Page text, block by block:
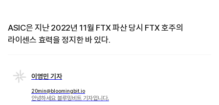
ASIC은 지난 2022년 11월 FTX 파산 당시 FTX 호주의
라이센스 효력을 정지한 바 있다.
이영민 기자
20min@bloomingbit.io
안녕하세요 블루밍비트 기자입니다.